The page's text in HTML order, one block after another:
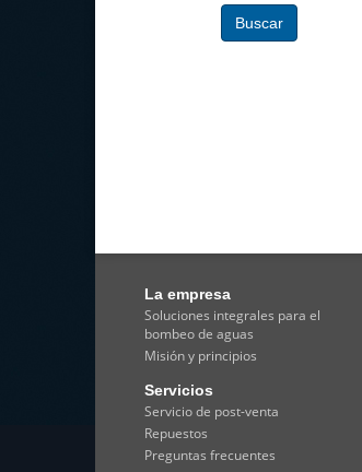
Buscar
La empresa
Soluciones integrales para el
bombeo de aguas
Misión y principios
Servicios
Servicio de post-venta
Repuestos
Preguntas frecuentes